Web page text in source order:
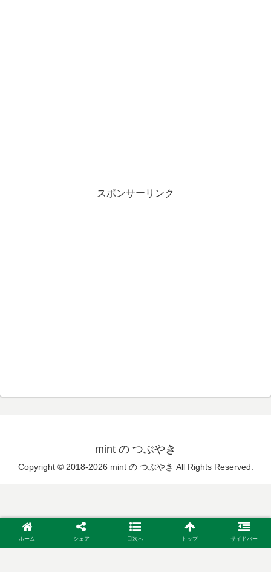
スポンサーリンク
mint の つぶやき
Copyright © 2018-2026 mint の つぶやき All Rights Reserved.
ホーム シェア 目次へ トップ サイドバー